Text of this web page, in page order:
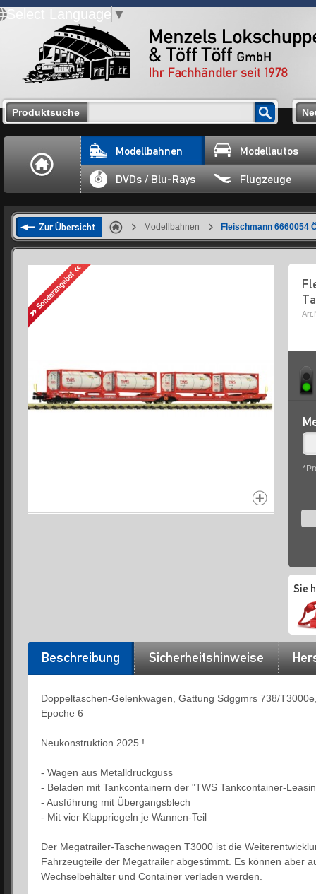
Select Language ▼
Produktsuche
Modellbahnen Modellautos
DVDs / Blu-Rays Flugzeuge
Zur Übersicht Modellbahnen Fleischmann 6660054
Sie
Beschreibung Sicherheitshinweise
Doppeltaschen-Gelenkwagen, Gattung Sdggmrs 738/
Epoche 6
Neukonstruktion 2025 !
- Wagen aus Metalldruckguss
- Beladen mit Tankcontainern der "TWS Tankcontainer-
- Ausführung mit Übergangsblech
- Mit vier Klappriegeln je Wannen-Teil
Der Megatrailer-Taschenwagen T3000 ist die
Fahrzeugteile der Megatrailer abgestimmt. Es können aber
Wechselbehälter und Container verladen werden.